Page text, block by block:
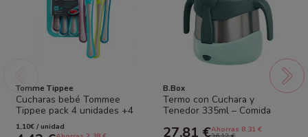
Tomme Tippee
Cucharas bebé Tommee
Tippee pack 4 unidades +4
meses | Cucharas blandas
aprendizaje
1,10€ / unidad
B.Box
Termo con Cuchara y
Tenedor 335ml – Comida
27,81 €Ahorras 8.31 €